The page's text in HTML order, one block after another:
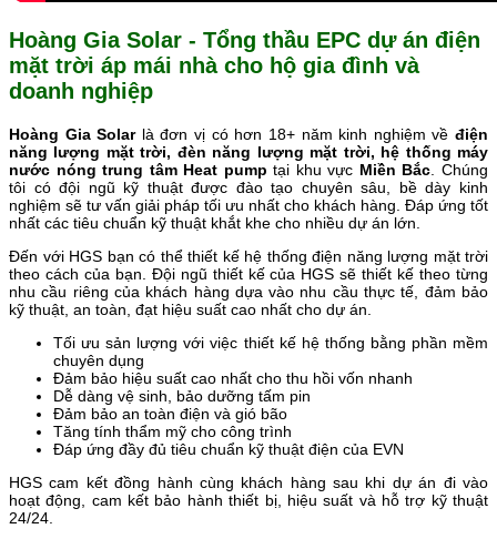
Hoàng Gia Solar - Tổng thầu EPC dự án điện
mặt trời áp mái nhà cho hộ gia đình và
doanh nghiệp
Hoàng Gia Solar là đơn vị có hơn 18+ năm kinh nghiệm vềđiện
năng lượng mặt trời, đèn năng lượng mặt trời, hệ thống máy
nước nóng trung tâm Heat pump tại khu vực Miền Bắc . Chúng
tôi có đội ngũ kỹ thuật được đào tạo chuyên sâu, bề dày kinh
nghiệm sẽ tư vấn giải pháp tối ưu nhất cho khách hàng. Đáp ứng tốt
nhất các tiêu chuẩn kỹ thuật khắt khe cho nhiều dự án lớn.
Đến với HGS bạn có thể thiết kế hệ thống điện năng lượng mặt trời
theo cách của bạn. Đội ngũ thiết kế của HGS sẽ thiết kế theo từng
nhu cầu riêng của khách hàng dựa vào nhu cầu thực tế, đảm bảo
kỹ thuật, an toàn, đạt hiệu suất cao nhất cho dự án.
Tối ưu sản lượng với việc thiết kế hệ thống bằng phần mềm
chuyên dụng
Đảm bảo hiệu suất cao nhất cho thu hồi vốn nhanh
Dễ dàng vệ sinh, bảo dưỡng tấm pin
Đảm bảo an toàn điện và gió bão
Tăng tính thẩm mỹ cho công trình
Đáp ứng đầy đủ tiêu chuẩn kỹ thuật điện của EVN
HGS cam kết đồng hành cùng khách hàng sau khi dự án đi vào
hoạt động, cam kết bảo hành thiết bị, hiệu suất và hỗ trợ kỹ thuật
24/24.